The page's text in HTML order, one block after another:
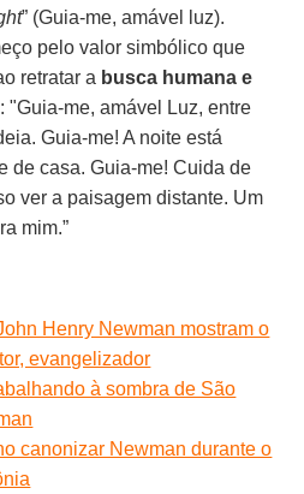
” (Guia-me, amável luz).
pelo valor simbólico que
retratar a busca humana e
: "Guia-me, amável Luz, entre
Guia-me! A noite está
de casa. Guia-me! Cuida de
ver a paisagem distante. Um
mim.”
Henry Newman mostram o
evangelizador
à sombra de São
canonizar Newman durante o